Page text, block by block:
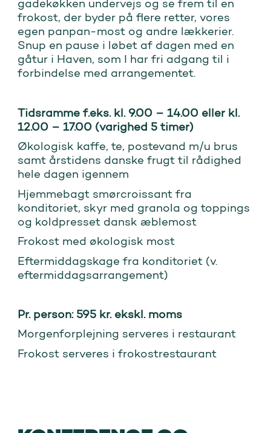
gadekøkken undervejs og se frem til en
frokost, der byder på flere retter, vores
egen panpan-most og andre lækkerier.
Snup en pause i løbet af dagen med en
gåtur i Haven, som I har fri adgang til i
forbindelse med arrangementet.
Tidsramme f.eks. kl. 9.00 – 14.00 eller kl.
12.00 – 17.00 (varighed 5 timer)
Økologisk kaffe, te, postevand m/u brus
samt årstidens danske frugt til rådighed
hele dagen igennem
Hjemmebagt smørcroissant fra
konditoriet, skyr med granola og toppings
og koldpresset dansk æblemost
Frokost med økologisk most
Eftermiddagskage fra konditoriet (v.
eftermiddagsarrangement)
Pr. person: 595 kr. ekskl. moms
Morgenforplejning serveres i restaurant
Frokost serveres i frokostrestaurant